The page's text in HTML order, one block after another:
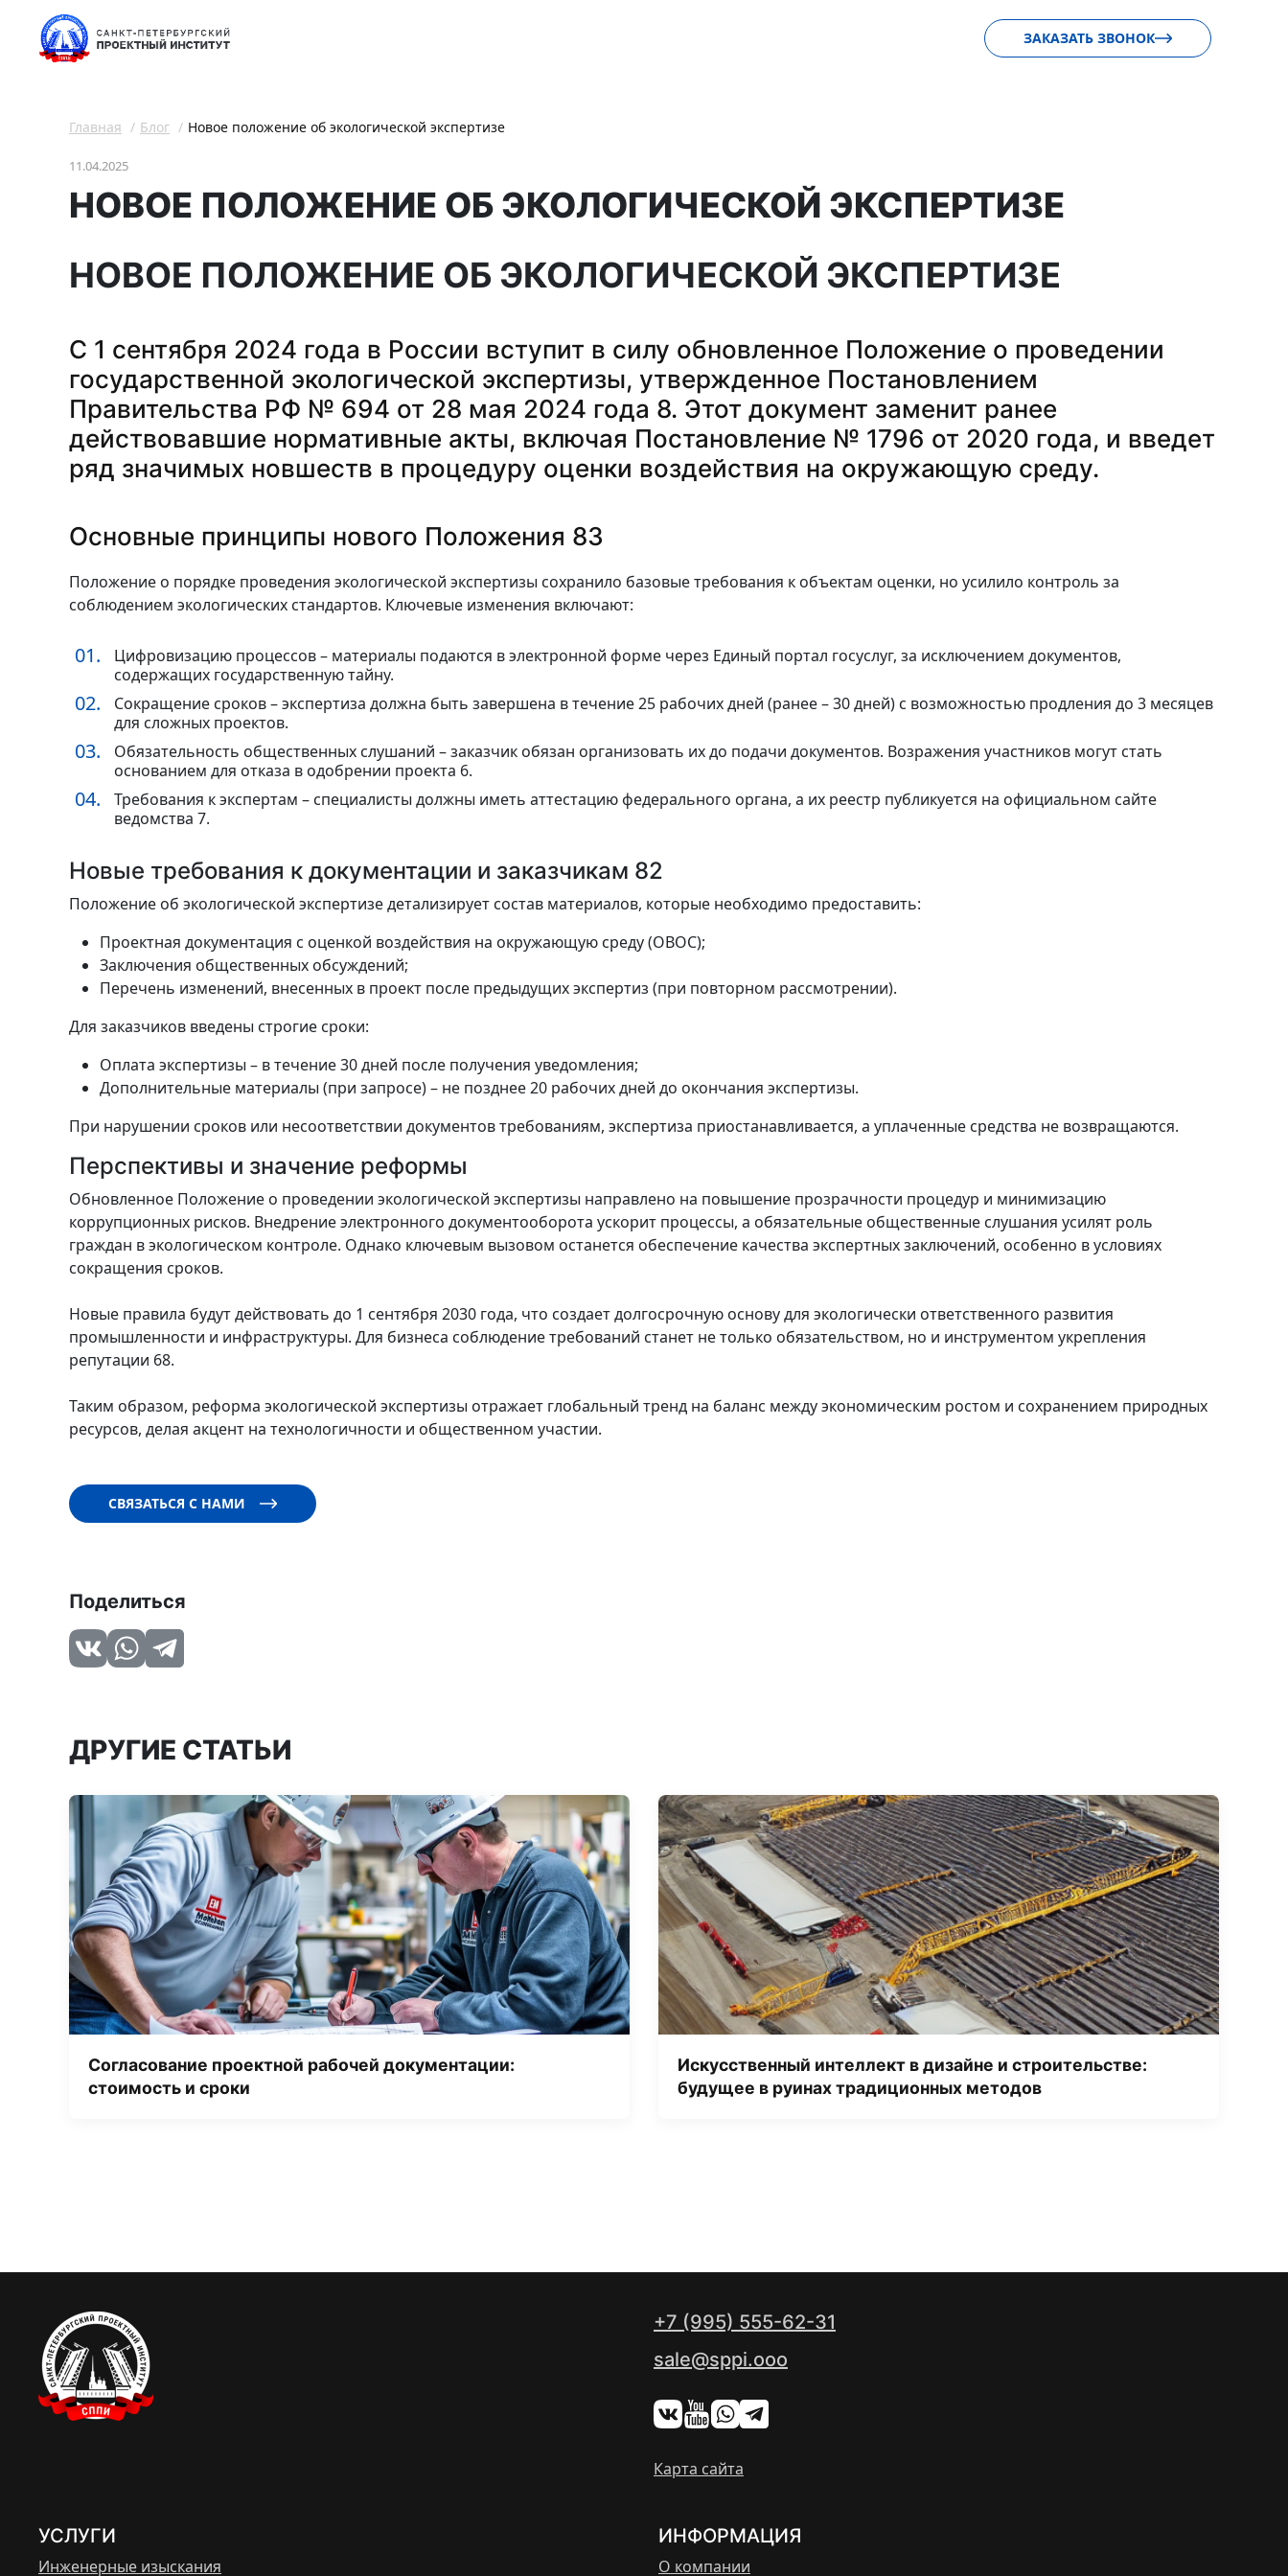
ЗАКАЗАТЬ ЗВОНОК
Главная Блог Новое положение об экологической экспертизе
11.04.2025
НОВОЕ ПОЛОЖЕНИЕ ОБ ЭКОЛОГИЧЕСКОЙ ЭКСПЕРТИЗЕ
НОВОЕ ПОЛОЖЕНИЕ ОБ ЭКОЛОГИЧЕСКОЙ ЭКСПЕРТИЗЕ
С 1 сентября 2024 года в России вступит в силу обновленное Положение о проведении
государственной экологической экспертизы, утвержденное Постановлением
Правительства РФ № 694 от 28 мая 2024 года 8. Этот документ заменит ранее
действовавшие нормативные акты, включая Постановление № 1796 от 2020 года, и введет
ряд значимых новшеств в процедуру оценки воздействия на окружающую среду.
Основные принципы нового Положения 83
Положение о порядке проведения экологической экспертизы сохранило базовые требования к объектам оценки, но усилило контроль за
соблюдением экологических стандартов. Ключевые изменения включают:
Цифровизацию процессов – материалы подаются в электронной форме через Единый портал госуслуг, за исключением документов,
содержащих государственную тайну.
Сокращение сроков – экспертиза должна быть завершена в течение 25 рабочих дней (ранее – 30 дней) с возможностью продления до 3 месяцев
для сложных проектов.
Обязательность общественных слушаний – заказчик обязан организовать их до подачи документов. Возражения участников могут стать
основанием для отказа в одобрении проекта 6.
Требования к экспертам – специалисты должны иметь аттестацию федерального органа, а их реестр публикуется на официальном сайте
ведомства 7.
Новые требования к документации и заказчикам 82
Положение об экологической экспертизе детализирует состав материалов, которые необходимо предоставить:
Проектная документация с оценкой воздействия на окружающую среду (ОВОС);
Заключения общественных обсуждений;
Перечень изменений, внесенных в проект после предыдущих экспертиз (при повторном рассмотрении).
Для заказчиков введены строгие сроки:
Оплата экспертизы – в течение 30 дней после получения уведомления;
Дополнительные материалы (при запросе) – не позднее 20 рабочих дней до окончания экспертизы.
При нарушении сроков или несоответствии документов требованиям, экспертиза приостанавливается, а уплаченные средства не возвращаются.
Перспективы и значение реформы
Обновленное Положение о проведении экологической экспертизы направлено на повышение прозрачности процедур и минимизацию
коррупционных рисков. Внедрение электронного документооборота ускорит процессы, а обязательные общественные слушания усилят роль
граждан в экологическом контроле. Однако ключевым вызовом останется обеспечение качества экспертных заключений, особенно в условиях
сокращения сроков.
Новые правила будут действовать до 1 сентября 2030 года, что создает долгосрочную основу для экологически ответственного развития
промышленности и инфраструктуры. Для бизнеса соблюдение требований станет не только обязательством, но и инструментом укрепления
репутации 68.
Таким образом, реформа экологической экспертизы отражает глобальный тренд на баланс между экономическим ростом и сохранением природных
ресурсов, делая акцент на технологичности и общественном участии.
СВЯЗАТЬСЯ С НАМИ
Поделиться
ДРУГИЕ СТАТЬИ
Согласование проектной рабочей документации:
стоимость и сроки
Искусственный интеллект в дизайне и строительстве:
будущее в руинах традиционных методов
+7 (995) 555-62-31
sale@sppi.ooo
Карта сайта
УСЛУГИ
Инженерные изыскания
ИНФОРМАЦИЯ
О компании